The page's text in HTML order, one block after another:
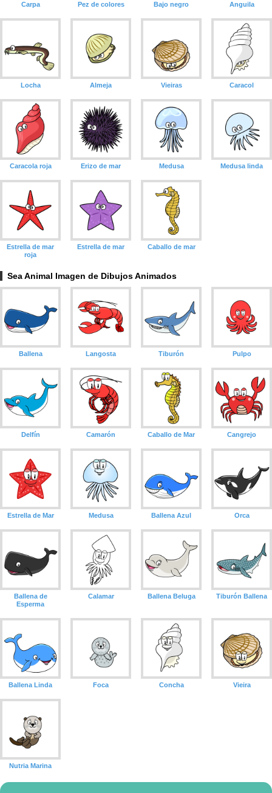
Carpa Pez de colores Bajo negro Anguila
Locha Almeja Vieiras Caracol
Caracola roja Erizo de mar Medusa Medusa linda
Estrella de mar
roja
Estrella de mar Caballo de mar
Sea Animal Imagen de Dibujos Animados
Ballena Langosta Tiburón Pulpo
Delfín Camarón Caballo de Mar Cangrejo
Estrella de Mar Medusa Ballena Azul Orca
Ballena de
Esperma
Calamar Ballena Beluga Tiburón Ballena
Ballena Linda Foca Concha Vieira
Nutria Marina